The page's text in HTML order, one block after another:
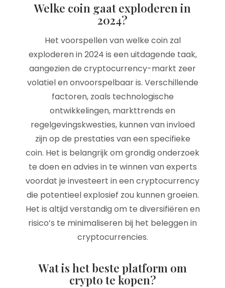
Welke coin gaat exploderen in
2024?
Het voorspellen van welke coin zal
exploderen in 2024 is een uitdagende taak,
aangezien de cryptocurrency-markt zeer
volatiel en onvoorspelbaar is. Verschillende
factoren, zoals technologische
ontwikkelingen, markttrends en
regelgevingskwesties, kunnen van invloed
zijn op de prestaties van een specifieke
coin. Het is belangrijk om grondig onderzoek
te doen en advies in te winnen van experts
voordat je investeert in een cryptocurrency
die potentieel explosief zou kunnen groeien.
Het is altijd verstandig om te diversifiëren en
risico’s te minimaliseren bij het beleggen in
cryptocurrencies.
Wat is het beste platform om
crypto te kopen?